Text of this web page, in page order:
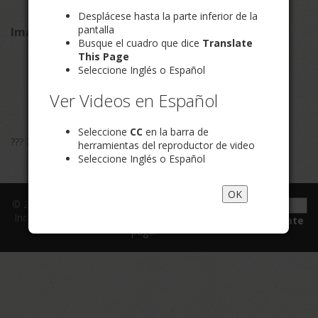
Imagery
??? ?
© 2015 Cadence Online
Inc., All rights reserved.
page:
Translate
Desplácese hasta la parte inferior de la
pantalla
Busque el cuadro que dice Translate
This Page
Seleccione Inglés o Español
Ver Videos en Español
Seleccione CC en la barra de
herramientas del reproductor de video
Seleccione Inglés o Español
OK